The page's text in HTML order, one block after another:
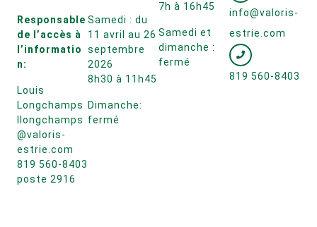
Responsable
de l’accès à
l’informatio
n:
Louis
Longchamps
llongchamps
@valoris-
estrie.com
819 560-8403
poste 2916
Samedi : du
11 avril au 26
septembre
2026
8h30 à 11h45
Dimanche:
fermé
7h à 16h45
Samedi et
dimanche :
fermé
info@valoris-
estrie.com
819 560-8403